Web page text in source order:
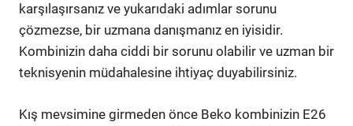
karşılaşırsanız ve yukarıdaki adımlar sorunu
çözmezse, bir uzmana danışmanız en iyisidir.
Kombinizin daha ciddi bir sorunu olabilir ve uzman bir
teknisyenin müdahalesine ihtiyaç duyabilirsiniz.
Kış mevsimine girmeden önce Beko kombinizin E26